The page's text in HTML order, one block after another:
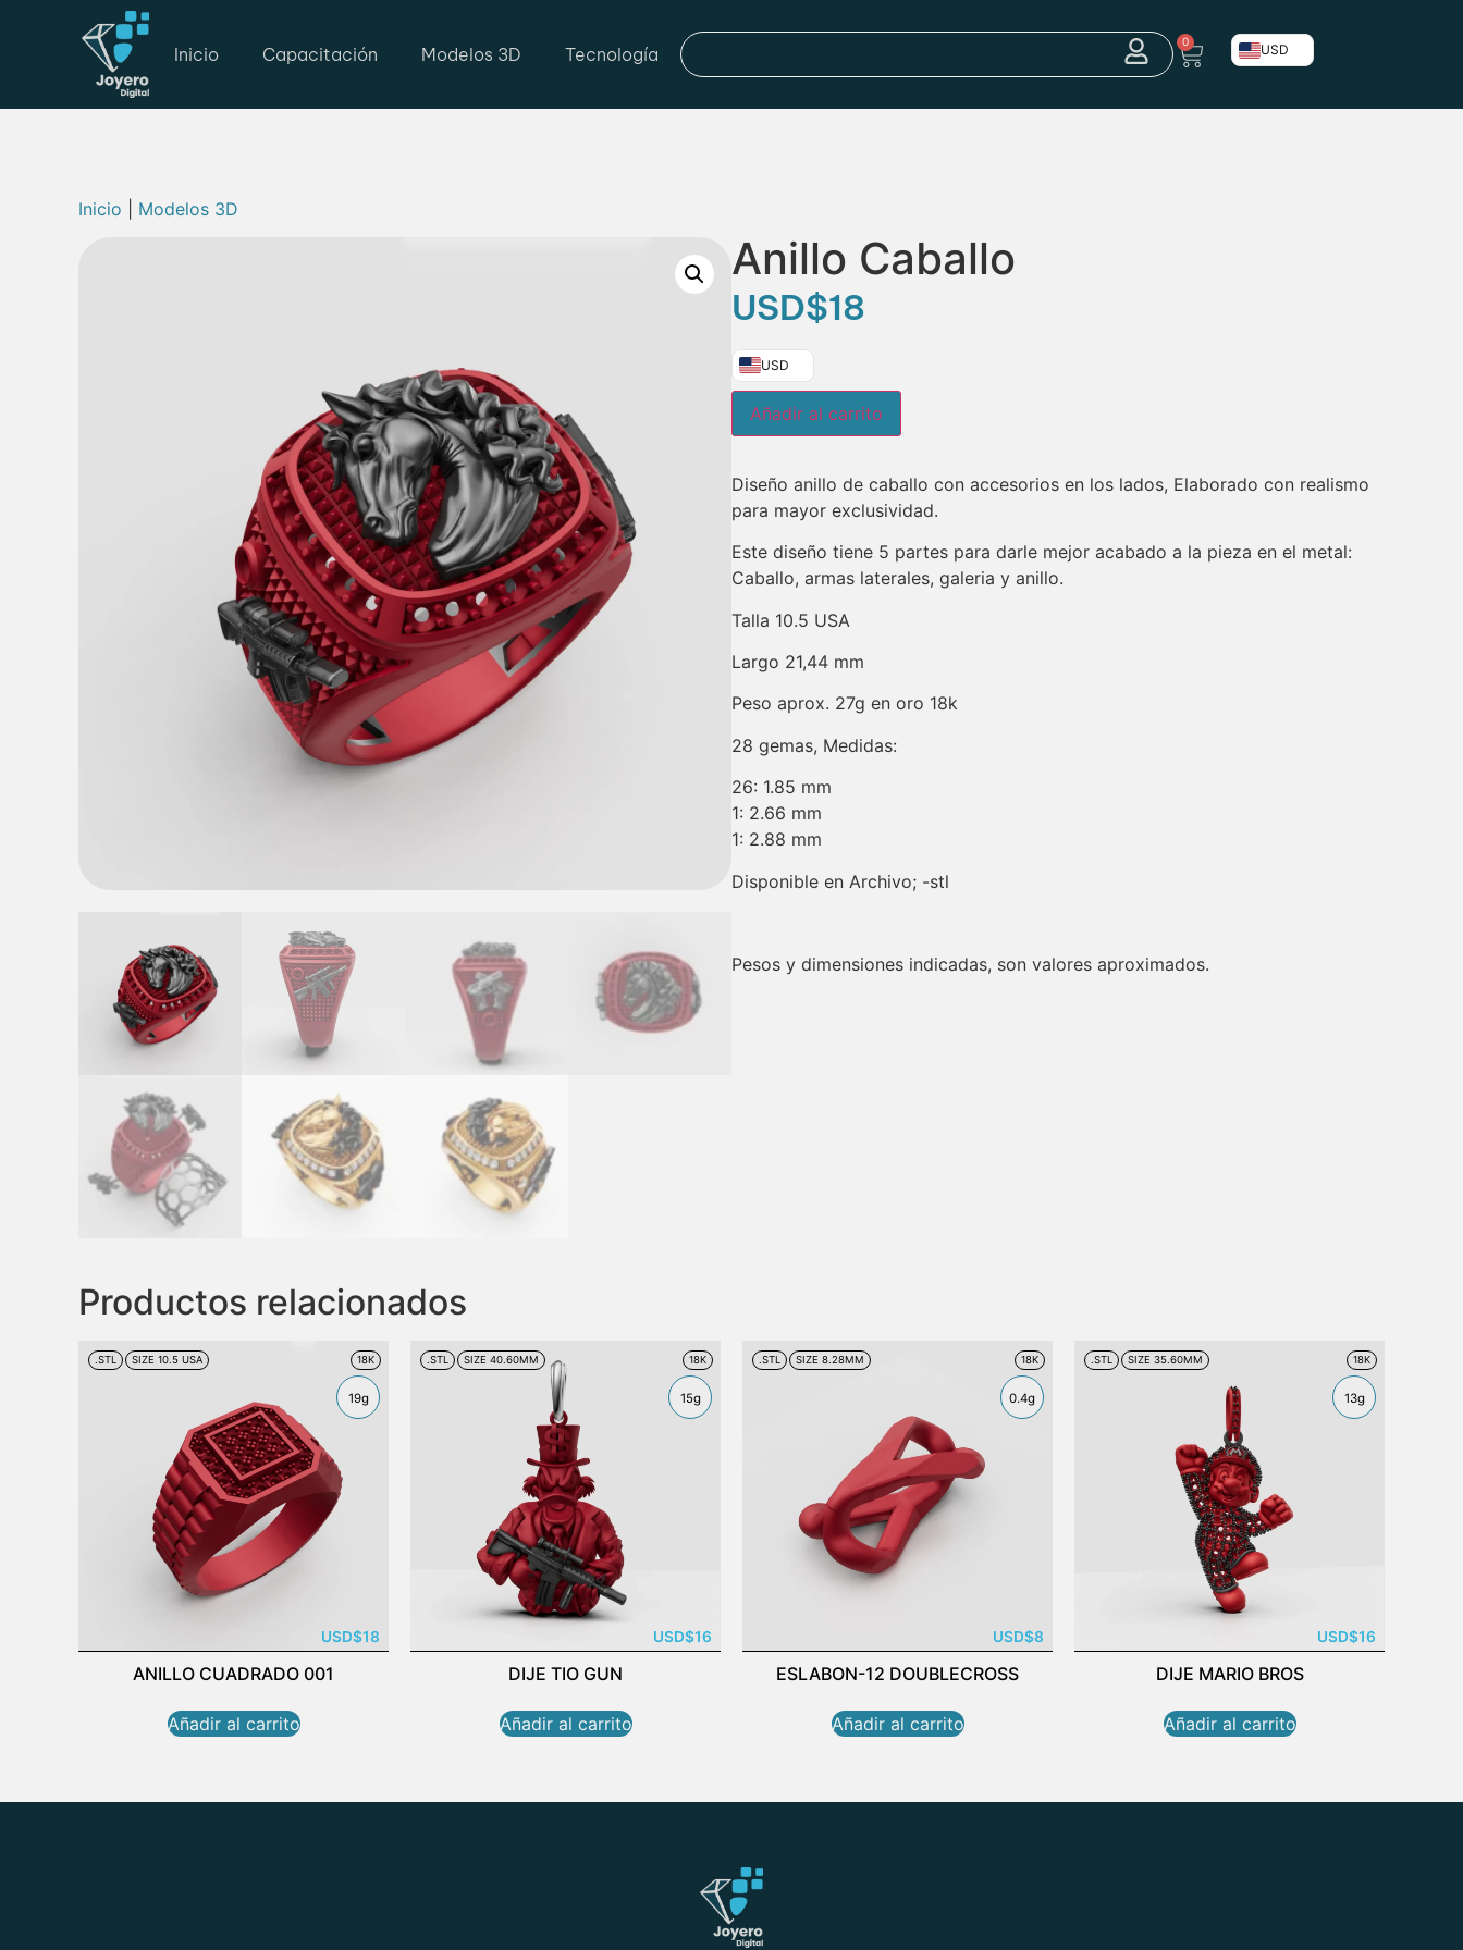
Inicio Capacitación Modelos 3D Tecnología
0
USD
Inicio Modelos 3D
Anillo Caballo
USD$18
USD
Añadir al carrito
Diseño anillo de caballo con accesorios en los lados, Elaborado con realismo
para mayor exclusividad.
Este diseño tiene 5 partes para darle mejor acabado a la pieza en el metal:
Caballo, armas laterales, galeria y anillo.
Talla 10.5 USA
Largo 21,44 mm
Peso aprox. 27g en oro 18k
28 gemas, Medidas:
26: 1.85 mm
1: 2.66 mm
1: 2.88 mm
Disponible en Archivo; -stl
Pesos y dimensiones indicadas, son valores aproximados.
Productos relacionados
.STL SIZE 10.5 USA 18K
19g
USD$18
ANILLO CUADRADO 001
Añadir al carrito
.STL SIZE 40.60MM 18K
15g
USD$16
DIJE TIO GUN
Añadir al carrito
.STL SIZE 8.28MM 18K
0.4g
USD$8
ESLABON-12 DOUBLECROSS
Añadir al carrito
.STL SIZE 35.60MM 18K
13g
USD$16
DIJE MARIO BROS
Añadir al carrito